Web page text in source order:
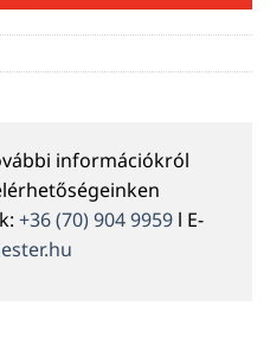
információkról
+36 (70) 904 9959 l E-